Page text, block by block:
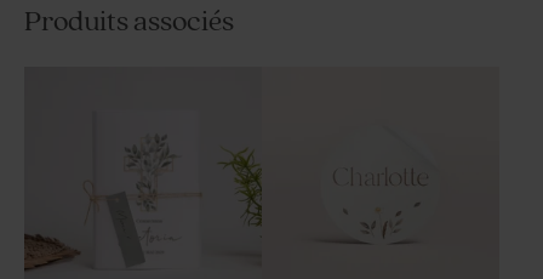
Produits associés